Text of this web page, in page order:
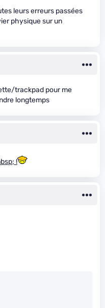
leurs erreurs passées
physique sur un
trackpad pour me
longtemps
!